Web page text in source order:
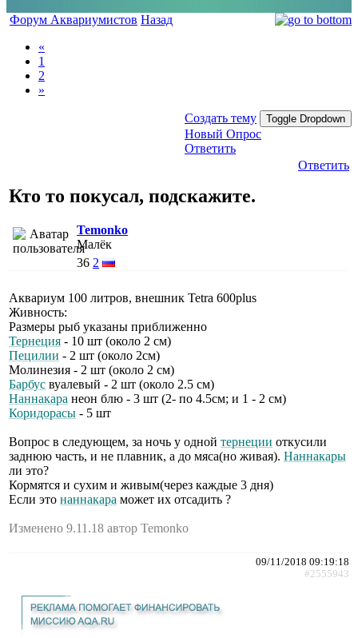
Форум Аквариумистов Назад
«
1
2
»
Создать тему Toggle Dropdown
Новый Опрос
Ответить
Ответить
Кто то покусал, подскажите.
Temonko
Малёк
36 2
Аквариум 100 литров, внешник Tetra 600plus
Живность:
Размеры рыб указаны приближенно
Тернеция - 10 шт (около 2 см)
Пецилии - 2 шт (около 2см)
Молинезия - 2 шт (около 2 см)
Барбус вуалевый - 2 шт (около 2.5 см)
Наннакара неон блю - 3 шт (2- по 4.5см; и 1 - 2 см)
Коридорасы - 5 шт
Вопрос в следующем, за ночь у одной тернеции откусили
заднюю часть, и не плавник, а до мяса(но живая). Наннакары
ли это?
Кормятся и сухим и живым(через каждые 3 дня)
Если это наннакара может их отсадить ?
Изменено 9.11.18 автор Temonko
09/11/2018 09:19:18
#2555943